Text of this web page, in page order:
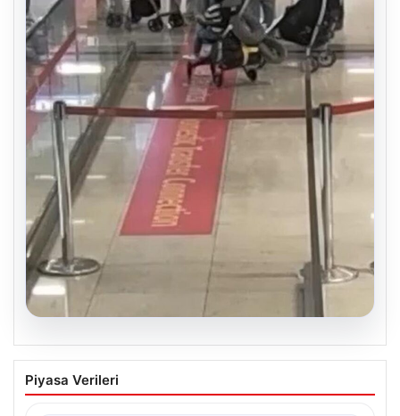
2 yaşındaki bebeği Heimlich
manevrasıyla kurtaran personele ödül
Piyasa Verileri